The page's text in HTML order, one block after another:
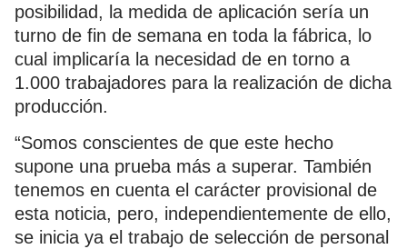
posibilidad, la medida de aplicación sería un
turno de fin de semana en toda la fábrica, lo
cual implicaría la necesidad de en torno a
1.000 trabajadores para la realización de dicha
producción.
“Somos conscientes de que este hecho
supone una prueba más a superar. También
tenemos en cuenta el carácter provisional de
esta noticia, pero, independientemente de ello,
se inicia ya el trabajo de selección de personal